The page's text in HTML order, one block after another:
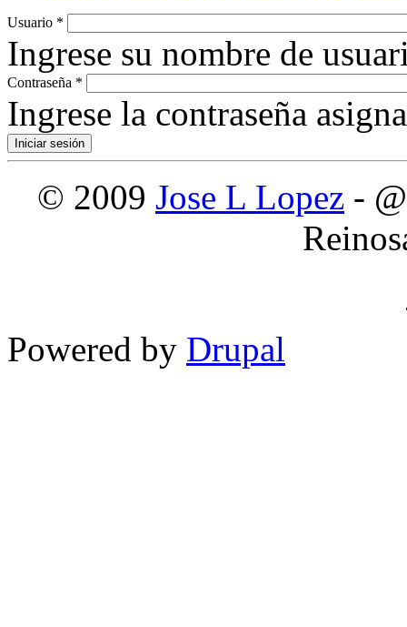
Usuario *
Ingrese su nombre de
Contraseña *
Ingrese la contraseña
© 2009 Jose L Lopez -
Powered by Drupal